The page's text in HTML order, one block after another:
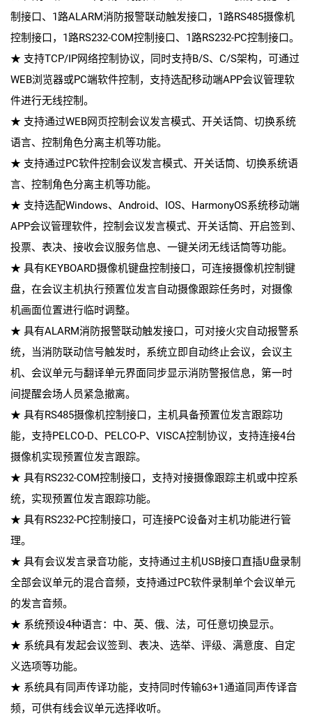
制接口、1路ALARM消防报警联动触发接口，1路RS485摄像机
控制接口，1路RS232-COM控制接口、1路RS232-PC控制接口。
★ 支持TCP/IP网络控制协议，同时支持B/S、C/S架构，可通过
WEB浏览器或PC端软件控制，支持选配移动端APP会议管理软
件进行无线控制。
★ 支持通过WEB网页控制会议发言模式、开关话筒、切换系统
语言、控制角色分离主机等功能。
★ 支持通过PC软件控制会议发言模式、开关话筒、切换系统语
言、控制角色分离主机等功能。
★ 支持选配Windows、Android、IOS、HarmonyOS系统移动端
APP会议管理软件，控制会议发言模式、开关话筒、开启签到、
投票、表决、接收会议服务信息、一键关闭无线话筒等功能。
★ 具有KEYBOARD摄像机键盘控制接口，可连接摄像机控制键
盘，在会议主机执行预置位发言自动摄像跟踪任务时，对摄像
机画面位置进行临时调整。
★ 具有ALARM消防报警联动触发接口，可对接火灾自动报警系
统，当消防联动信号触发时，系统立即自动终止会议，会议主
机、会议单元与翻译单元界面同步显示消防警报信息，第一时
间提醒会场人员紧急撤离。
★ 具有RS485摄像机控制接口，主机具备预置位发言跟踪功
能，支持PELCO-D、PELCO-P、VISCA控制协议，支持连接4台
摄像机实现预置位发言跟踪。
★ 具有RS232-COM控制接口，支持对接摄像跟踪主机或中控系
统，实现预置位发言跟踪功能。
★ 具有RS232-PC控制接口，可连接PC设备对主机功能进行管
理。
★ 具有会议发言录音功能，支持通过主机USB接口直插U盘录制
全部会议单元的混合音频，支持通过PC软件录制单个会议单元
的发言音频。
★ 系统预设4种语言：中、英、俄、法，可任意切换显示。
★ 系统具有发起会议签到、表决、选举、评级、满意度、自定
义选项等功能。
★ 系统具有同声传译功能，支持同时传输63+1通道同声传译音
频，可供有线会议单元选择收听。